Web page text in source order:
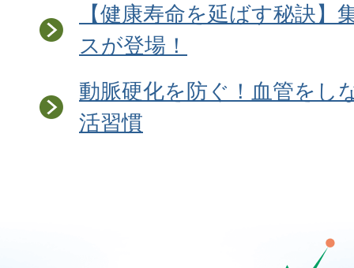
【健康寿命を延ばす秘訣】
スが登場！
動脈硬化を防ぐ！血管をし
活習慣